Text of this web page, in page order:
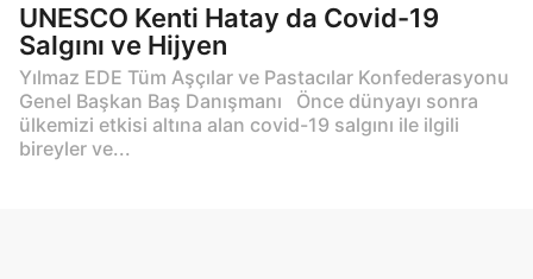
UNESCO Kenti Hatay da Covid-19
Salgını ve Hijyen
Yılmaz EDE Tüm Aşçılar ve Pastacılar Konfederasyonu
Genel Başkan Baş Danışmanı Önce dünyayı sonra
ülkemizi etkisi altına alan covid-19 salgını ile ilgili
bireyler ve...